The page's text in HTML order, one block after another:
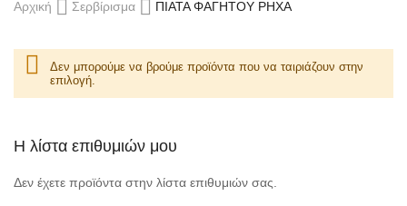
στο
Αρχική Σερβίρισμα ΠΙΑΤΑ ΦΑΓΗΤΟΥ ΡΗΧΑ
Δεν μπορούμε να βρούμε προϊόντα που να ταιριάζουν στην
επιλογή.
Η λίστα επιθυμιών μου
Δεν έχετε προϊόντα στην λίστα επιθυμιών σας.